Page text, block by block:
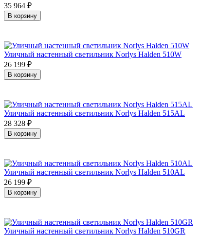
35 964 ₽
В корзину
Уличный настенный светильник Norlys Halden 510W
26 199 ₽
В корзину
Уличный настенный светильник Norlys Halden 515AL
28 328 ₽
В корзину
Уличный настенный светильник Norlys Halden 510AL
26 199 ₽
В корзину
Уличный настенный светильник Norlys Halden 510GR